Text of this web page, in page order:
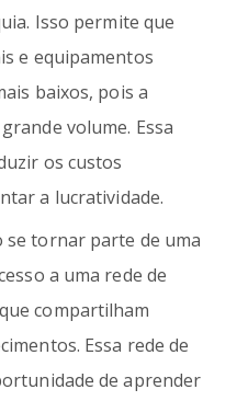
Isso permite que
e equipamentos
baixos, pois a
volume. Essa
os custos
a lucratividade.
se tornar parte de uma
a uma rede de
compartilham
Essa rede de
de aprender